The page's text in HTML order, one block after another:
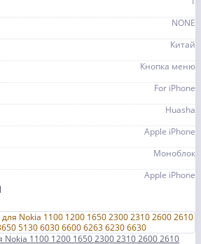
NONE
Китай
Кнопка меню
For iPhone
Huasha
Apple iPhone
Моноблок
Apple iPhone
1100 1200 1650 2300 2310 2600 2610